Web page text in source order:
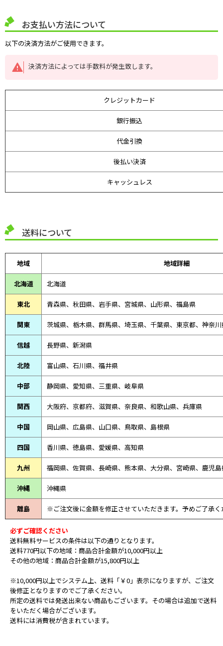
お支払い方法について
以下の決済方法がご使用できます。
決済方法によっては手数料が発生致します。
クレジットカード
銀行振込
代金引換
後払い決済
キャッシュレス
送料について
地域 地域詳細
北海道 北海道
東北 青森県、 秋田県、 岩手県、宮城県、山形県、福島県
関東 茨城県、栃木県、群馬県、埼玉県、千葉県、東京都、神奈
信越 長野県、新潟県
北陸 富山県、 石川県、 福井県
中部 静岡県、 愛知県、 三重県、 岐阜県
関西 大阪府、京都府、滋賀県、奈良県、和歌山県、兵庫県
中国 岡山県、広島県、山口県、鳥取県、島根県
四国 香川県、徳島県、愛媛県、高知県
九州 福岡県、佐賀県、長崎県、熊本県、大分県、宮崎県、鹿児
沖縄 沖縄県
離島 ※ご注文後に金額を修正させていただきます。予めご了承く
必ずご確認ください
送料無料サービスの条件は以下の通りとなります。
送料770円以下の地域：商品合計金額が10,000円以上
その他の地域：商品合計金額が15,800円以上
※10,000円以上でシステム上、送料「￥0」表示になりますが、ご注文
後修正となりますのでご了承ください。
所定の送料では発送出来ない商品もございます。その場合は追加で送料
をいただく場合がございます。
送料には消費税が含まれています。